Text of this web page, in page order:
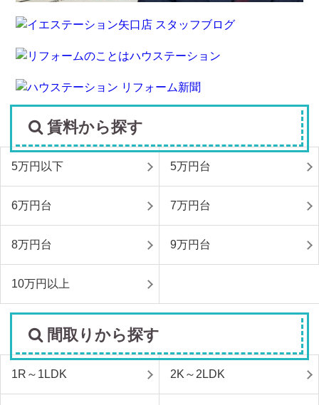
賃料から探す
5万円以下 5万円台
6万円台 7万円台
8万円台 9万円台
10万円以上
間取りから探す
1R～1LDK 2K～2LDK